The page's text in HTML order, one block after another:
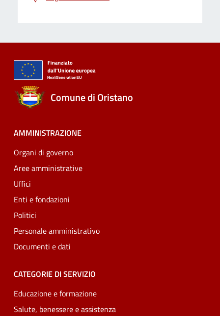
Comune di Oristano
AMMINISTRAZIONE
Organi di governo
Aree amministrative
Uffici
Enti e fondazioni
Politici
Personale amministrativo
Documenti e dati
CATEGORIE DI SERVIZIO
Educazione e formazione
Salute, benessere e assistenza